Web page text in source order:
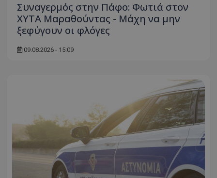
Συναγερμός στην Πάφο: Φωτιά στον
ΧΥΤΑ Μαραθούντας - Μάχη να μην
ξεφύγουν οι φλόγες
09.08.2026 - 15:09